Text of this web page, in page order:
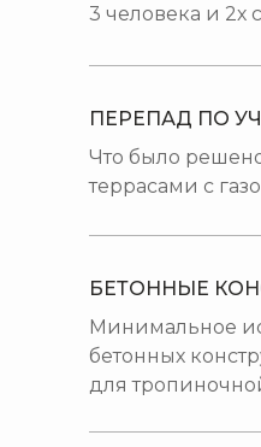
3 человека и 2х
ПЕРЕПАД ПО
Что было
террасами с
БЕТОННЫЕ
Минимальное
бетонных
для